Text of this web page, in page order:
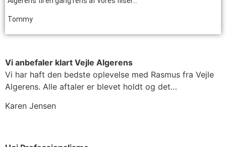
Tommy
Vi anbefaler klart Vejle Algerens
Vi har haft den bedste oplevelse med Rasmus fra Vejle
Algerens. Alle aftaler er blevet holdt og det…
Karen Jensen